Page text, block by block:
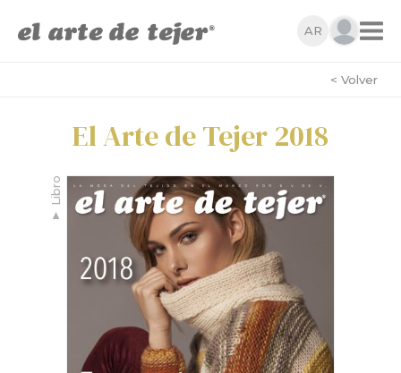
AR
< Volver
El Arte de Tejer 2018
▼
Libro